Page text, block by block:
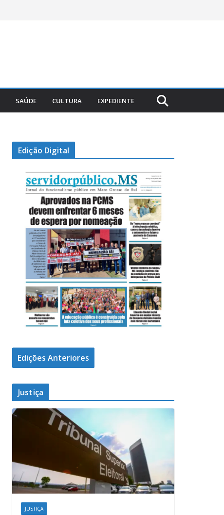
SAÚDE CULTURA EXPEDIENTE
Edição Digital
Edições Anteriores
Justiça
JUSTIÇA